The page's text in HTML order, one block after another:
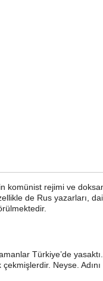
rejimi ve
de Rus yazarları,
Türkiye’de
Neyse.